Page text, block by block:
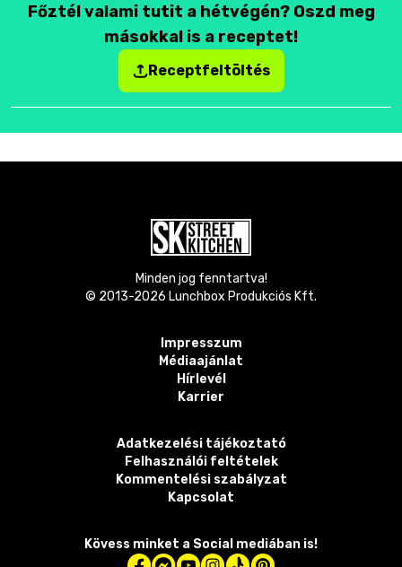
Főztél valami tutit a hétvégén? Oszd meg
másokkal is a receptet!
Receptfeltöltés
Minden jog fenntartva!
© 2013-2026 Lunchbox Produkciós Kft.
Impresszum
Médiaajánlat
Hírlevél
Karrier
Adatkezelési tájékoztató
Felhasználói feltételek
Kommentelési szabályzat
Kapcsolat
Kövess minket a Social mediában is!